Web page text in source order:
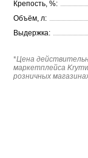
Крепость, %:
Объём, л:
Выдержка:
*Цена
маркетплейса
розничных